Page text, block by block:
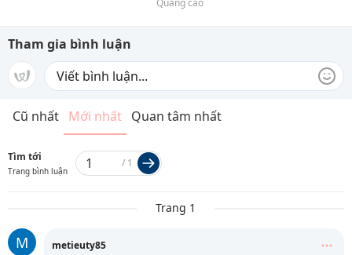
Quảng cáo
Tham gia bình luận
Cũ nhất Mới nhất Quan tâm nhất
Tìm tới
Trang bình luận
/ 1
Trang 1
M metieuty85